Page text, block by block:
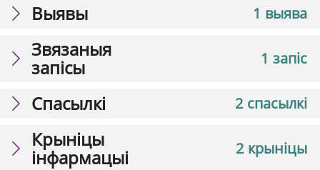
1 выява
Выявы
1 запіс
Звязаныя
запісы
2 спасылкі
Спасылкі
2 крыніцы
Крыніцы
інфармацыі